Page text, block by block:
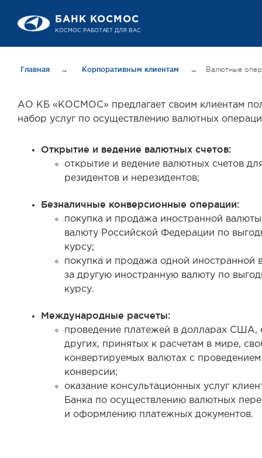
БАНК КОСМОС
Главная → Корпоративным клиентам → Валютные
АО КБ «КОСМОС» предлагает своим клиентам
набор услуг по осуществлению валютных
Открытие и ведение валютных счетов:
открытие и ведение валютных счетов
резидентов и нерезидентов;
Безналичные конверсионные операции:
покупка и продажа иностранной валюты
валюту Российской Федерации по
курсу;
покупка и продажа одной иностранной
за другую иностранную валюту по
курсу.
Международные расчеты:
проведение платежей в долларах США,
других, принятых к расчетам в мире,
конвертируемых валютах с проведением
конверсии;
оказание консультационных услуг
Банка по осуществлению валютных
и оформлению платежных документов.